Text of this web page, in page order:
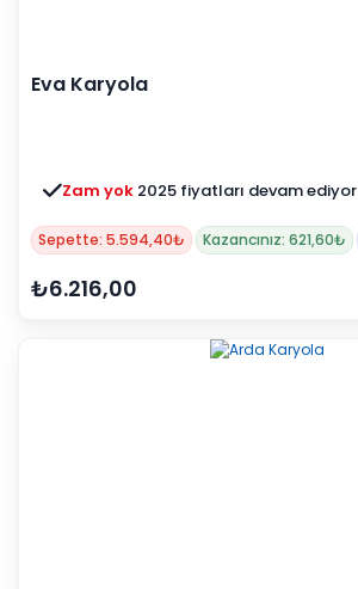
Eva Karyola
Zam yok 2025 fiyatları devam ediyor
Sepette: 5.594,40₺ Kazancınız: 621,60₺
₺6.216,00